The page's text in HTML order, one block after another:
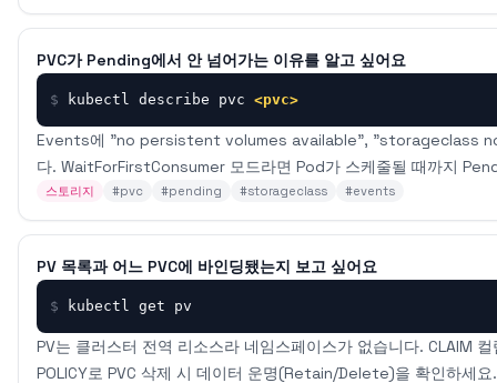
PVC가 Pending에서 안 넘어가는 이유를 알고 싶어요
$ kubectl describe pvc <pvc>
Events에 "no persistent volumes available", "storageclass
다. WaitForFirstConsumer 모드라면 Pod가 스케줄될 때까지
스토리지 #pvc #pending #storageclass #events
PV 목록과 어느 PVC에 바인딩됐는지 보고 싶어요
$ kubectl get pv
PV는 클러스터 전역 리소스라 네임스페이스가 없습니다. CLAIM
POLICY로 PVC 삭제 시 데이터 운명(Retain/Delete)을 확인하세요.